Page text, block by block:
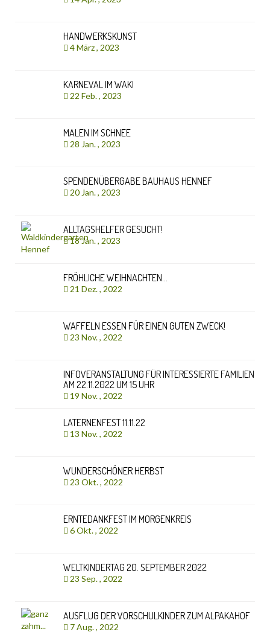
HANDWERKSKUNST
4 März , 2023
KARNEVAL IM WAKI
22 Feb. , 2023
MALEN IM SCHNEE
28 Jan. , 2023
SPENDENÜBERGABE BAUHAUS HENNEF
20 Jan. , 2023
ALLTAGSHELFER GESUCHT!
18 Jan. , 2023
FRÖHLICHE WEIHNACHTEN…
21 Dez. , 2022
WAFFELN ESSEN FÜR EINEN GUTEN ZWECK!
23 Nov. , 2022
INFOVERANSTALTUNG FÜR INTERESSIERTE FAMILIEN
AM 22.11.2022 UM 15 UHR
19 Nov. , 2022
LATERNENFEST 11.11.22
13 Nov. , 2022
WUNDERSCHÖNER HERBST
23 Okt. , 2022
ERNTEDANKFEST IM MORGENKREIS
6 Okt. , 2022
WELTKINDERTAG 20. SEPTEMBER 2022
23 Sep. , 2022
AUSFLUG DER VORSCHULKINDER ZUM ALPAKAHOF
7 Aug. , 2022